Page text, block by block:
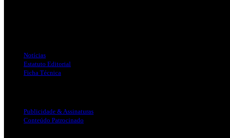
Notícias
Estatuto Editorial
Ficha Técnica
Publicidade & Assinaturas
Conteúdo Patrocinado